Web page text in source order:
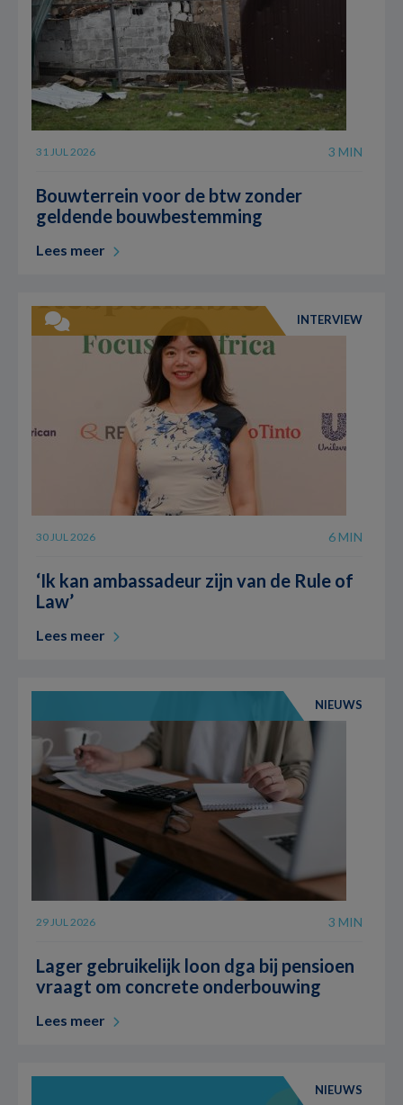
31 JUL 2026 3 MIN
Bouwterrein voor de btw zonder
geldende bouwbestemming
Lees meer
INTERVIEW
30 JUL 2026 6 MIN
‘Ik kan ambassadeur zijn van de Rule of
Law’
Lees meer
NIEUWS
29 JUL 2026 3 MIN
Lager gebruikelijk loon dga bij pensioen
vraagt om concrete onderbouwing
Lees meer
NIEUWS